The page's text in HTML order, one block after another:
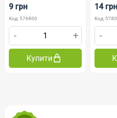
9 грн
Код: 576800
- +
Купити
14 грн
Код:
-